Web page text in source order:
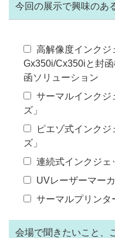
今回の展示で興味のあ
高解像度インクジ
Gx350i/Cx350iと封
函ソリューション
サーマルインクジ
ズ」
ピエゾ式インク
ズ」
連続式インクジェ
UVレーザーマー
サーマルプリンタ
会場で聞きたいこと、